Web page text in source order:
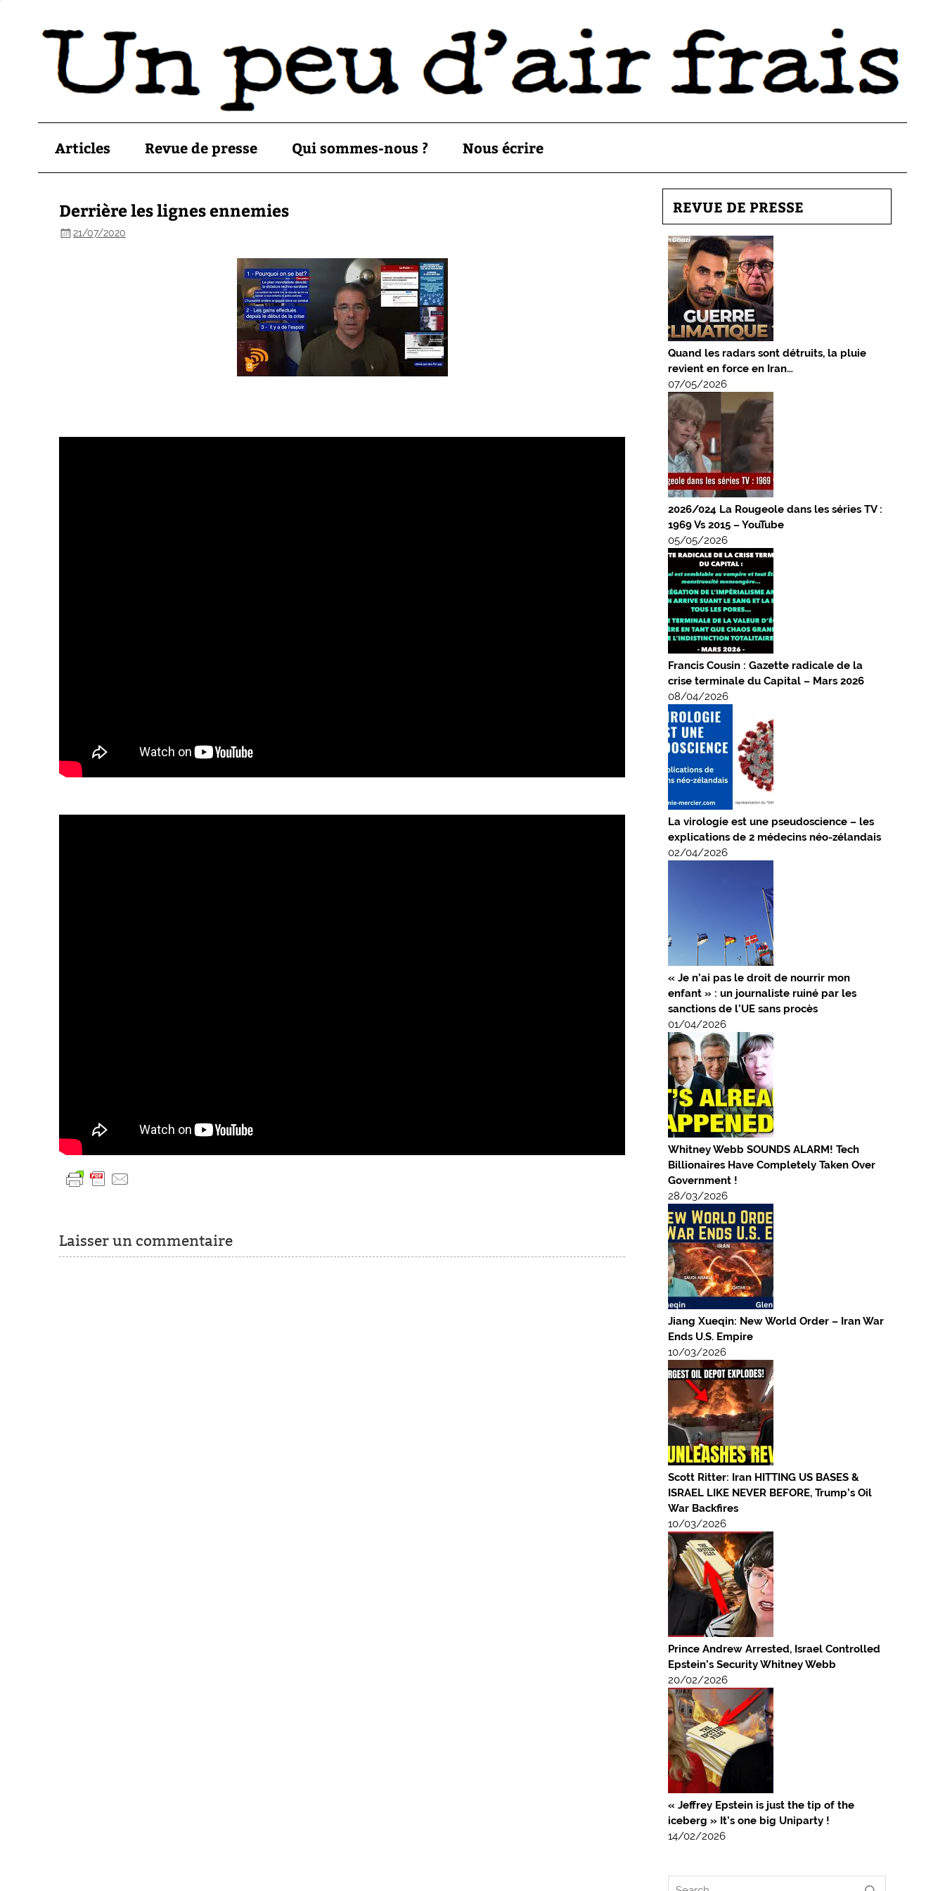
Articles Revue de presse Qui sommes-nous ? Nous écrire
Derrière les lignes ennemies
21/07/2020
Laisser un commentaire
REVUE DE PRESSE
Quand les radars sont détruits, la pluie
revient en force en Iran…
07/05/2026
2026/024 La Rougeole dans les séries TV :
1969 Vs 2015 – YouTube
05/05/2026
Francis Cousin : Gazette radicale de la
crise terminale du Capital – Mars 2026
08/04/2026
La virologie est une pseudoscience – les
explications de 2 médecins néo-zélandais
02/04/2026
« Je n’ai pas le droit de nourrir mon
enfant » : un journaliste ruiné par les
sanctions de l’UE sans procès
01/04/2026
Whitney Webb SOUNDS ALARM! Tech
Billionaires Have Completely Taken Over
Government !
28/03/2026
Jiang Xueqin: New World Order – Iran War
Ends U.S. Empire
10/03/2026
Scott Ritter: Iran HITTING US BASES &
ISRAEL LIKE NEVER BEFORE, Trump’s Oil
War Backfires
10/03/2026
Prince Andrew Arrested, Israel Controlled
Epstein’s Security Whitney Webb
20/02/2026
« Jeffrey Epstein is just the tip of the
iceberg » It’s one big Uniparty !
14/02/2026